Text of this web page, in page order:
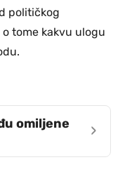
političkog
tome kakvu ulogu
omiljene
›